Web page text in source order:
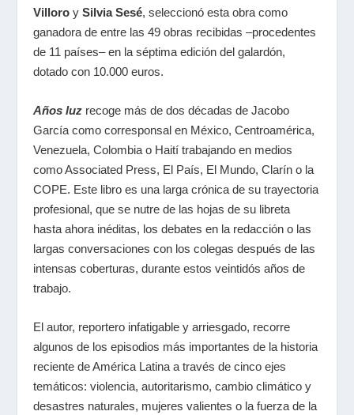
Villoro ySilvia Sesé, seleccionó esta obra como
ganadora de entre las 49 obras recibidas –procedentes
de 11 países– en la séptima edición del galardón,
dotado con 10.000 euros.
Años luz recoge más de dos décadas de Jacobo
García como corresponsal en México, Centroamérica,
Venezuela, Colombia o Haití trabajando en medios
como Associated Press, El País, El Mundo, Clarín o la
COPE. Este libro es una larga crónica de su trayectoria
profesional, que se nutre de las hojas de su libreta
hasta ahora inéditas, los debates en la redacción o las
largas conversaciones con los colegas después de las
intensas coberturas, durante estos veintidós años de
trabajo.
El autor, reportero infatigable y arriesgado, recorre
algunos de los episodios más importantes de la historia
reciente de América Latina a través de cinco ejes
temáticos: violencia, autoritarismo, cambio climático y
desastres naturales, mujeres valientes o la fuerza de la